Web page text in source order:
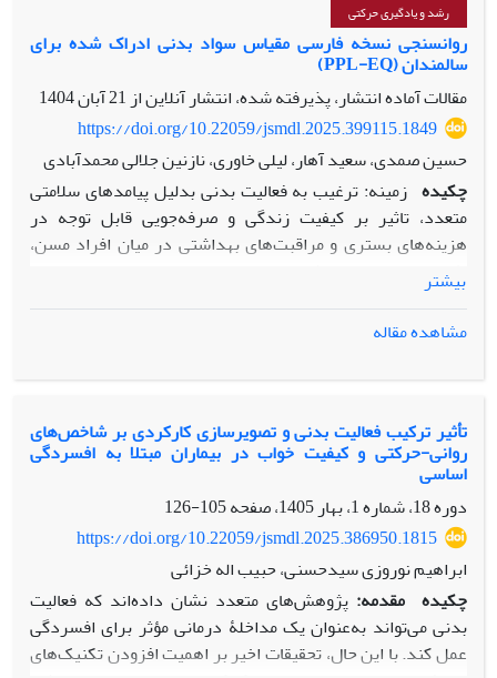
رشد و یادگیری حرکتی
روانسنجی نسخه فارسی مقیاس سواد بدنی ادراک شده برای
سالمندان (PPL-EQ)
مقالات آماده انتشار، پذیرفته شده، انتشار آنلاین از21 آبان 1404
https://doi.org/10.22059/jsmdl.2025.399115.1849
حسین صمدی، سعید آهار، لیلی خاوری، نازنین جلالی محمدآبادی
چکیده زمینه: ترغیب به فعالیت بدنی بدلیل پیامدهای سلامتی
متعدد، تاثیر بر کیفیت زندگی و صرفه‌جویی قابل توجه در
هزینه‌های بستری و مراقبت‌های بهداشتی در میان افراد مسن،
یک اولویت مهم بهداشت عمومی در سراسر جهان است. اخیرا،
سواد بدنی، مفهومی برای حمایت از مشارکت و حفظ فعالیت‌بدنی
سالمندان معرفی شده است.
مقیاس سواد بدنی ادراک شده برای سالمندان (PPL-EQ) بود.
بدین منظور 408 زن و مرد سالمند، نسخة فارسی مقیاس سواد
بدنی ادراک شده سالمندان را تکمیل کردند. ابتدا با استفاده از
روش باز ترجمه، صحت ترجمة نسخة فارسی پرسشنامه تأیید شد
و در ادامه برای تعیین روایی سازة پرسشنامه از تحلیل عامل
تأییدی مبتنی بر مدل‌یابی معادلات ساختاری و برای تعیین همسانی
درونی از ضریب آلفای کرونباخ استفاده شد. همچنین برای پایایی
زمانی سؤالات، از همبستگی درون طبقه‌ای با روش آزمون- آزمون
مجدد استفاده شد.
یافته‌ها: نتایج نشان داد که شاخص نیکویی برازش و شاخص
برازش تطبیقی مطلوب می‌باشد. پایایی زمانی و ضریب آلفای
بیشتر
مشاهده مقاله
تأثیر ترکیب فعالیت بدنی و تصویرسازی کارکردی بر شاخص‌های
روانی-حرکتی و کیفیت خواب در بیماران مبتلا به افسردگی
اساسی
دوره 18، شماره 1، بهار 1405، صفحه
105-126
https://doi.org/10.22059/jsmdl.2025.386950.1815
ابراهیم نوروزی سیدحسنی، حبیب اله خزائی
چکیده مقدمه: پژوهش‌های متعدد نشان داده‌اند که فعالیت
بدنی می‌تواند به‌عنوان یک مداخلۀ درمانی مؤثر برای افسردگی
عمل کند. با این حال، تحقیقات اخیر بر اهمیت افزودن تکنیک‌های